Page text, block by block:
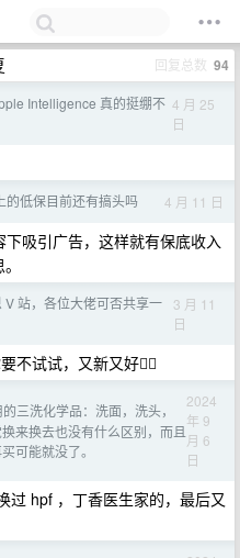
回复总数 94
Intelligence 真的挺绷不 4 月 25
日
的低保目前还有搞头吗 4 月 11 日
吸引广告，这样就有保底收入
V 站，各位大佬可否共享一
3 月 11
日
不试试，又新又好🙂‍↕️
三洗化学品：洗面，洗头，
来换去也没有什么区别，而且
可能就没了。
2024
年 9
月 6
日
过 hpf ，丁香医生家的，最后又